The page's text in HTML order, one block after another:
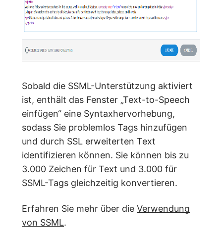
Sobald die SSML-Unterstützung aktiviert
ist, enthält das Fenster „Text-to-Speech
einfügen“ eine Syntaxhervorhebung,
sodass Sie problemlos Tags hinzufügen
und durch SSL erweiterten Text
identifizieren können. Sie können bis zu
3.000 Zeichen für Text und 3.000 für
SSML-Tags gleichzeitig konvertieren.
Erfahren Sie mehr über die Verwendung
von SSML.